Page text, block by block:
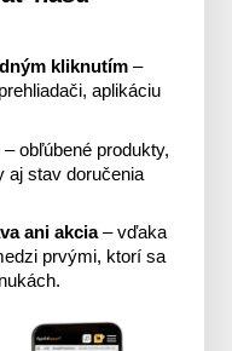
kliknutím –
aplikáciu
– obľúbené produkty,
aj stav doručenia
ani akcia– vďaka
prvými, ktorí sa